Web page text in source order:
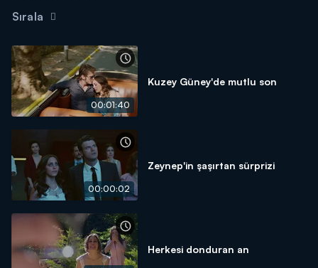
Sırala
00:01:40
Kuzey Güney'de mutlu son
00:00:02
Zeynep'in şaşırtan sürprizi
Herkesi donduran an